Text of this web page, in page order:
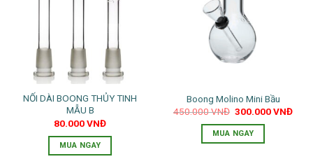
NỐI DÀI BOONG THỦY TINH
MẪU B
80.000VNĐ
MUA NGAY
Boong Molino Mini Bầu
450.000VNĐ Giá
là:
450.000 VNĐ.
300.000VNĐGiá
MUA NGAY